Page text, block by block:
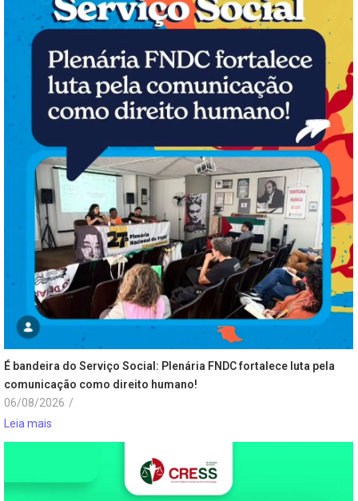
É bandeira do Serviço Social: Plenária FNDC fortalece luta pela
comunicação como direito humano!
06/08/2026 /
Leia mais